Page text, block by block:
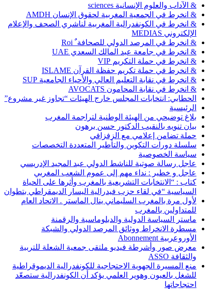
& الآداب والعلوم الإنسانية sciences
& انخرط في الجمعية المغربية لحقوق الإنسان AMDH
& انخرط في الكونفدرالية المغربية لناشري الصحف والإعلام
الإلكتروني MEDIAS
& انخرط في المرصد الدولي للصحافة ٌ Roi
& انخرط في جامعة عبد المالك السعدي UAE
& انخرط في حملة التكريم VIP
& انخرط في حملة تكريم حفظة القرآن ISLAME
& انخرط في نقابة التعليم العالي والأحياء الجامعية SUP
& انخرط في نقابة المحامون AVOCATS
الحطابي: انتخابات المجلس خارج الهيئات “تجاوز غير مشروع”
الرئيسية
بلاغ توضيحي من الهيئة الوطنية لتراجمة المغرب
بيان تنويه بالنقيب الدكتور حسن برهون
حملة تضامن إعلامي مع الزفزافي
سلسلة دورات التكوين والتأطير المتعددة التخصصات
سياسة الخصوصية
عاجل رسالة صوتية للناشط الدولي عبد المجيد الإدريسي
عاجل و خطير : نداء مهم إلى عموم الشعب المغربي
كتاب : “الانتخابات التشريعية بالمغرب وأثرها على الحياة
السياسية “في لقاء حزب فيدرالية اليسار الديمقراطي بتطوان
لأول مرة بالمغرب السليماني ينال الماستر . الاتحاد العام
للمتداولين بالمغرب
ماستر السياسة الدولية والدبلوماسية والرقمنة
مسطرة الانخراط ووثائق المرصد الدولي والشبكة
الأوروعربية Abonnement
معرض صور وأشرطة فيديو ملتقى جمعية الشعلة للتربية
والثقافة ASSO
منع المسيرة الجهوية الاحتجاجية للكونفدرالية الديموقراطية
للشغل بالعيون وهوير العلمي يؤكد أن الكونفدرالية ستصعّد
احتجاجاتها